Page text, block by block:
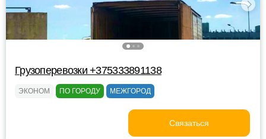
Грузоперевозки +375333891138
ЭКОНОМ ПО ГОРОДУ МЕЖГОРОД
Связаться